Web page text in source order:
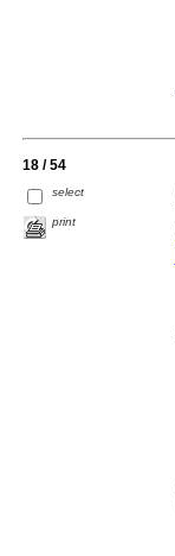
18 / 54
select
print